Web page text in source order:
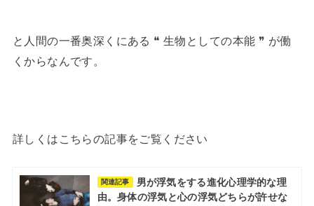
と人間の一番奥深くにある ❝ 生物としての本能 ❞ が働
くからなんです。
詳しくはこちらの記事をご覧ください
関連記事
男が浮気をする進化心理学的な理
由。身体の浮気と心の浮気どちらが許せな